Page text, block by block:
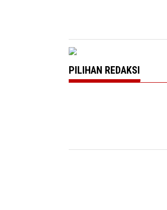
PILIHAN REDAKSI